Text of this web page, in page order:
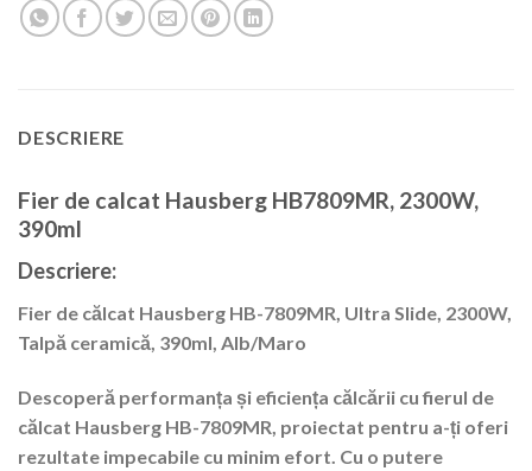
DESCRIERE
Fier de calcat Hausberg HB7809MR, 2300W,
390ml
Descriere:
Fier de călcat Hausberg HB-7809MR, Ultra Slide, 2300W,
Talpă ceramică, 390ml, Alb/Maro
Descoperă performanța și eficiența călcării cu fierul de
călcat Hausberg HB-7809MR, proiectat pentru a-ți oferi
rezultate impecabile cu minim efort. Cu o putere